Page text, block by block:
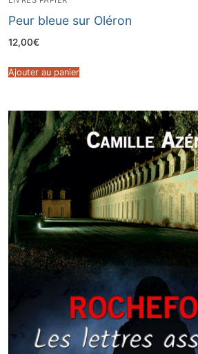
Peur bleue sur Oléron
12,00€
Ajouter au panier